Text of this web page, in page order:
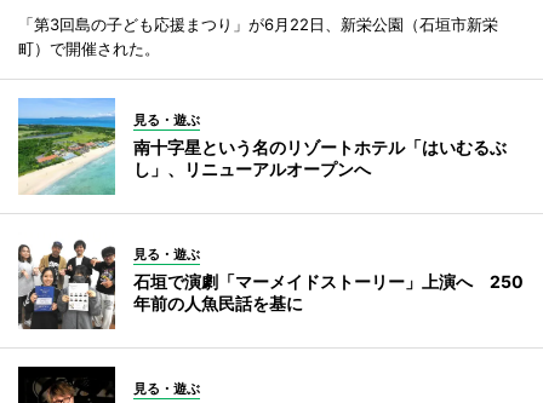
「第3回島の子ども応援まつり」が6月22日、新栄公園（石垣市新栄
町）で開催された。
見る・遊ぶ
南十字星という名のリゾートホテル「はいむるぶ
し」、リニューアルオープンへ
見る・遊ぶ
石垣で演劇「マーメイドストーリー」上演へ 250
年前の人魚民話を基に
見る・遊ぶ